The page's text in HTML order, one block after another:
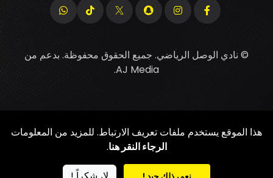
© نادي الوصل الرياضي. جميع الحقوق محفوظة. بدعم من
AJ Media
.
هذا الموقع يستخدم ملفات تعريف الارتباط. للمزيد من المعلومات
الرجاء النقر هنا.